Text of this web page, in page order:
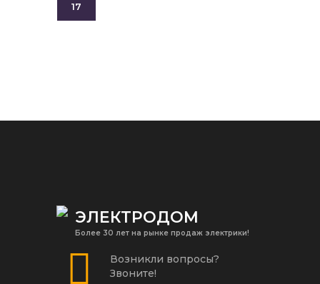
17
ЭЛЕКТРОДОМ
Более 30 лет на рынке продаж электрики!
Возникли вопросы?
Звоните!